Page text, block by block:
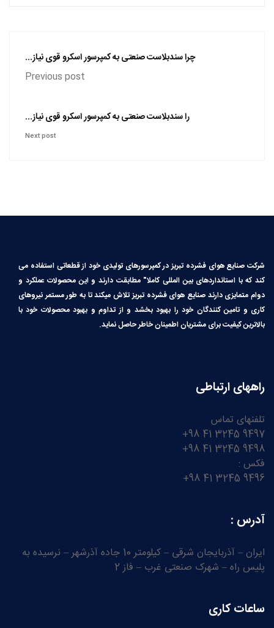
چرا سندبلاست صنعتی به کمپرسور اسکرو قوی نیاز...
Previous post
را سندبلاست صنعتی به کمپرسور اسکرو قوی نیاز...
Next post
شرکت صنایع هوای فشرده تبریز در کمپرسورهای تولیدی خود از قطعاتی استفاده می
کند که با استانداردهای بین المللی کاملا″ مطابقت دارند و این محصولات عملکرد و
دوام متمایزی دارند صنایع هوای فشرده تبریز تلاش میکند تا به طور مستمر نیروهای
کاری و تامین کنندگان خود را بهبود بخشد و از تداوم و بهبود محصولات خود با
بالاترین کیفیت برای مشتریان اطمینان خاطر حاصل نماید.
راههای ارتباطی
تلفنهای تماس
9497 3245 41 98+
9498 3245 41 98+
فکس :
9496 3245 41 98+
آدرس :
ایران – آذربایجان شرقی – کیلومتر 10 جاده آذرشهر – نرسیده به
پلیس راه – شهرک صنعتی غرب – فاز 2
ساعات کاری